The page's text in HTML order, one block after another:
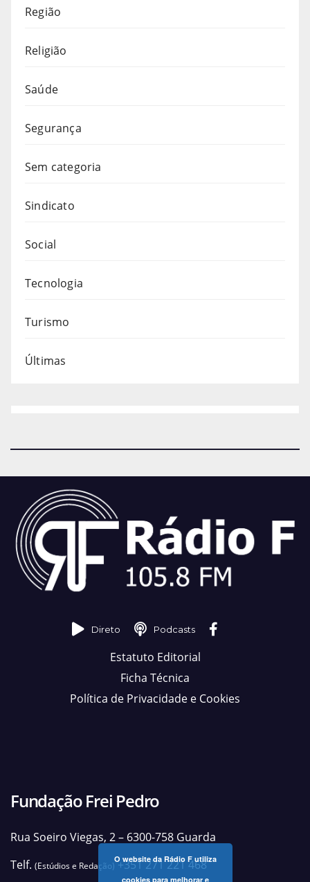
Região
Religião
Saúde
Segurança
Sem categoria
Sindicato
Social
Tecnologia
Turismo
Últimas
Direto Podcasts
Estatuto Editorial
Ficha Técnica
Política de Privacidade e Cookies
Fundação Frei Pedro
Rua Soeiro Viegas, 2 – 6300-758 Guarda
Telf. (Estúdios e Redação)+351 271 221 468
O website da Rádio F utiliza
cookies para melhorar e